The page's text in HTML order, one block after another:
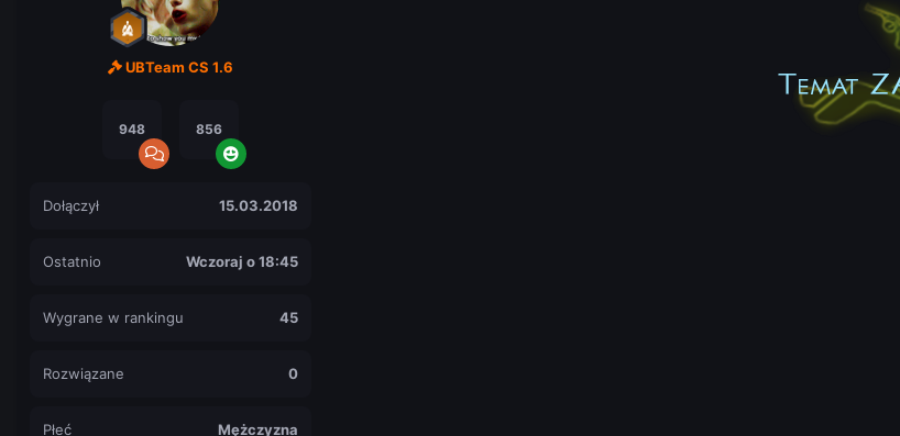
UBTeam CS 1.6
948 856
Dołączył 15.03.2018
Ostatnio Wczoraj o 18:45
Wygrane w rankingu 45
Rozwiązane 0
Płeć Mężczyzna